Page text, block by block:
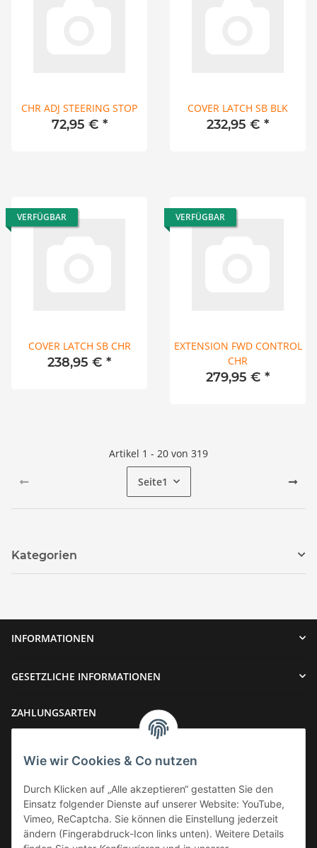
CHR ADJ STEERING STOP
72,95 € *
COVER LATCH SB BLK
232,95 € *
VERFÜGBAR
COVER LATCH SB CHR
238,95 € *
VERFÜGBAR
EXTENSION FWD CONTROL
CHR
279,95 € *
Artikel 1 - 20 von 319
Seite1
Kategorien
INFORMATIONEN
GESETZLICHE INFORMATIONEN
ZAHLUNGSARTEN
VERSAND
Wie wir Cookies & Co nutzen
Durch Klicken auf „Alle akzeptieren“ gestatten Sie den
Einsatz folgender Dienste auf unserer Website: YouTube,
Vimeo, ReCaptcha. Sie können die Einstellung jederzeit
ändern (Fingerabdruck-Icon links unten). Weitere Details